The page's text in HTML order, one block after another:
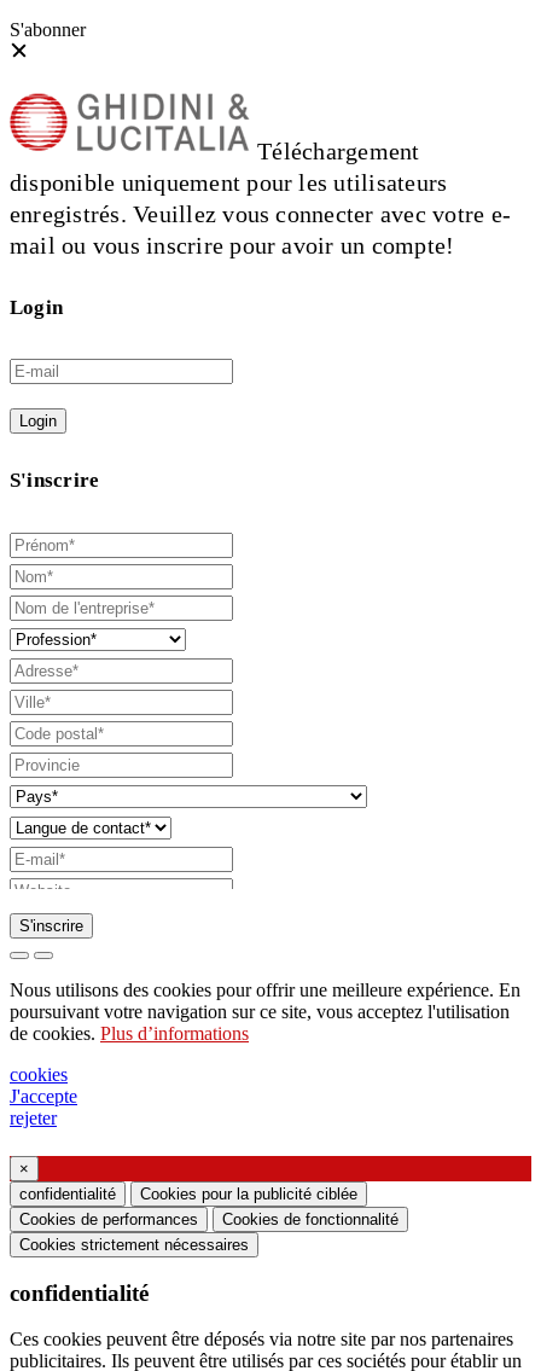
S'abonner
Téléchargement
disponible uniquement pour les utilisateurs
enregistrés. Veuillez vous connecter avec votre e-
mail ou vous inscrire pour avoir un compte!
Login
Login
S'inscrire
Demande d'envoi de catalogue
Demande à être contacté par votre représentant
commercial
Demande de support ou de conception
d'éclairage
produits Ghidini & Lucitalia
Manifestation du consentement (article 7 du
règlement UE n ° 2016/679)
Je déclare avoir lu les informations sur le
traitement des données personnelles et j'accepte le
S'inscrire
Nous utilisons des cookies pour offrir une meilleure expérience. En
poursuivant votre navigation sur ce site, vous acceptez l'utilisation
de cookies. Plus d’informations
cookies
J'accepte
rejeter
×
confidentialité
Cookies pour la publicité ciblée
Cookies de performances
Cookies de fonctionnalité
Cookies strictement nécessaires
confidentialité
Ces cookies peuvent être déposés via notre site par nos partenaires
publicitaires. Ils peuvent être utilisés par ces sociétés pour établir un